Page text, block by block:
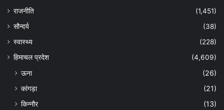
राजनीति
(1,451)
सौन्दर्य
(38)
स्वास्थ्य
(228)
हिमाचल प्रदेश
(4,609)
ऊना
(26)
कांगड़ा
(21)
किन्नौर
(13)